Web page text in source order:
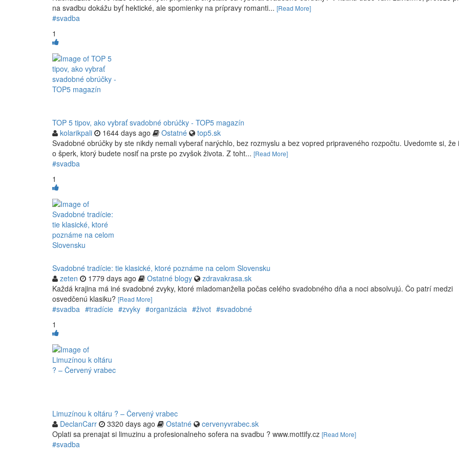
na svadbu dokážu byť hektické, ale spomienky na prípravy romanti... [Read More]
#svadba
1
TOP 5 tipov, ako vybrať svadobné obrúčky - TOP5 magazín
kolarikpali
1644 days ago Ostatné
top5.sk
Svadobné obrúčky by ste nikdy nemali vyberať narýchlo, bez rozmyslu a bez vopred pripraveného rozpočtu. Uvedomte si, že
o šperk, ktorý budete nosiť na prste po zvyšok života. Z toht... [Read More]
#svadba
1
Svadobné tradície: tie klasické, ktoré poznáme na celom Slovensku
zeten
1779 days ago Ostatné blogy
zdravakrasa.sk
Každá krajina má iné svadobné zvyky, ktoré mladomanželia počas celého svadobného dňa a noci absolvujú. Čo patrí medzi
osvedčenú klasiku? [Read More]
#svadba #tradície #zvyky #organizácia #život #svadobné
1
Limuzínou k oltáru ? – Červený vrabec
DeclanCarr
3320 days ago Ostatné
cervenyvrabec.sk
Oplati sa prenajat si limuzinu a profesionalneho sofera na svadbu ? www.mottify.cz [Read More]
#svadba